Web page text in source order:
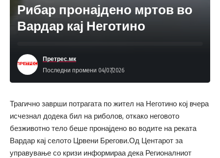
Рибар пронајдено мртов во
Вардар кај Неготино
Последни промени 04/07/2026
Претрес.мк
Трагично заврши потрагата по жител на Неготино кој вчера
исчезнал додека бил на риболов, откако неговото
безживотно тело беше пронајдено во водите на реката
Вардар кај селото Црвени Брегови.Од Центарот за
управување со кризи информираа дека Регионалниот